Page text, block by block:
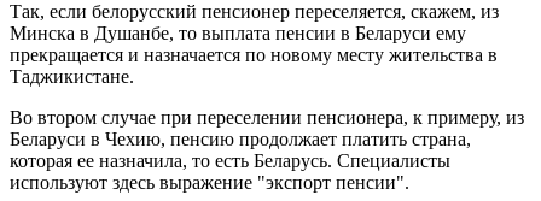
Так, если белорусский пенсионер переселяется, скажем, из
Минска в Душанбе, то выплата пенсии в Беларуси ему
прекращается и назначается по новому месту жительства в
Таджикистане.
Во втором случае при переселении пенсионера, к примеру, из
Беларуси в Чехию, пенсию продолжает платить страна,
которая ее назначила, то есть Беларусь. Специалисты
используют здесь выражение "экспорт пенсии".